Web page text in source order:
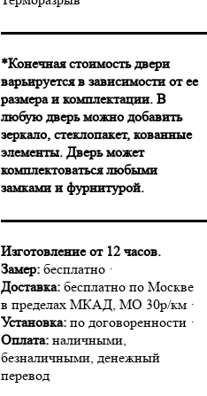
*Конечная стоимость двери
варьируется в зависимости от ее
размера и комплектации. В
любую дверь можно добавить
зеркало, стеклопакет, кованные
элементы. Дверь может
комплектоваться любыми
замками и фурнитурой.
Изготовление от 12 часов.
Замер: бесплатно ·
Доставка: бесплатно по Москве
в пределах МКАД, МО 30р/км ·
Установка: по договоренности ·
Оплата: наличными,
безналичными, денежный
перевод